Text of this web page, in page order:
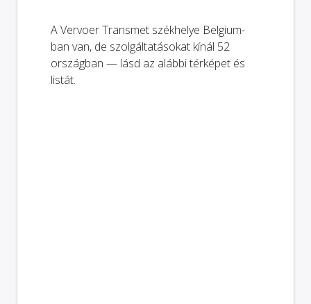
A Vervoer Transmet székhelye Belgium-
ban van, de szolgáltatásokat kínál 52
országban — lásd az alábbi térképet és
listát.